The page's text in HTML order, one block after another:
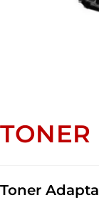
Toner